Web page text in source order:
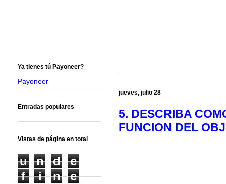
jueves, julio 28
5. DESCRIBA
FUNCION DEL
Ya tienes tú Payoneer?
Payoneer
Entradas populares
Vistas de página en total
u n d
e
f
i n
e